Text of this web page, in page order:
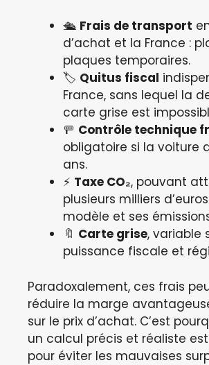
🛳️ Frais de transport
d’achat et la France :
plaques temporaires.
🏷️ Quitus fiscal
France, sans lequel la
carte grise est
🚥 Contrôle technique
obligatoire si la voiture
ans.
⚡ Taxe CO₂, pouvant
plusieurs milliers
modèle et ses
🔖 Carte grise, variable
puissance fiscale et
Paradoxalement, ces frais
réduire la marge
sur le prix d’achat. C’est
un calcul précis et réaliste
pour éviter les mauvaises